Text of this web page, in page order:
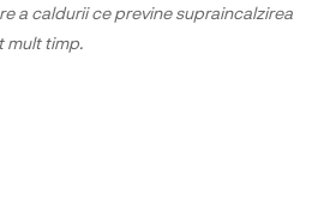
a caldurii ce previne supraincalzirea
mult timp.